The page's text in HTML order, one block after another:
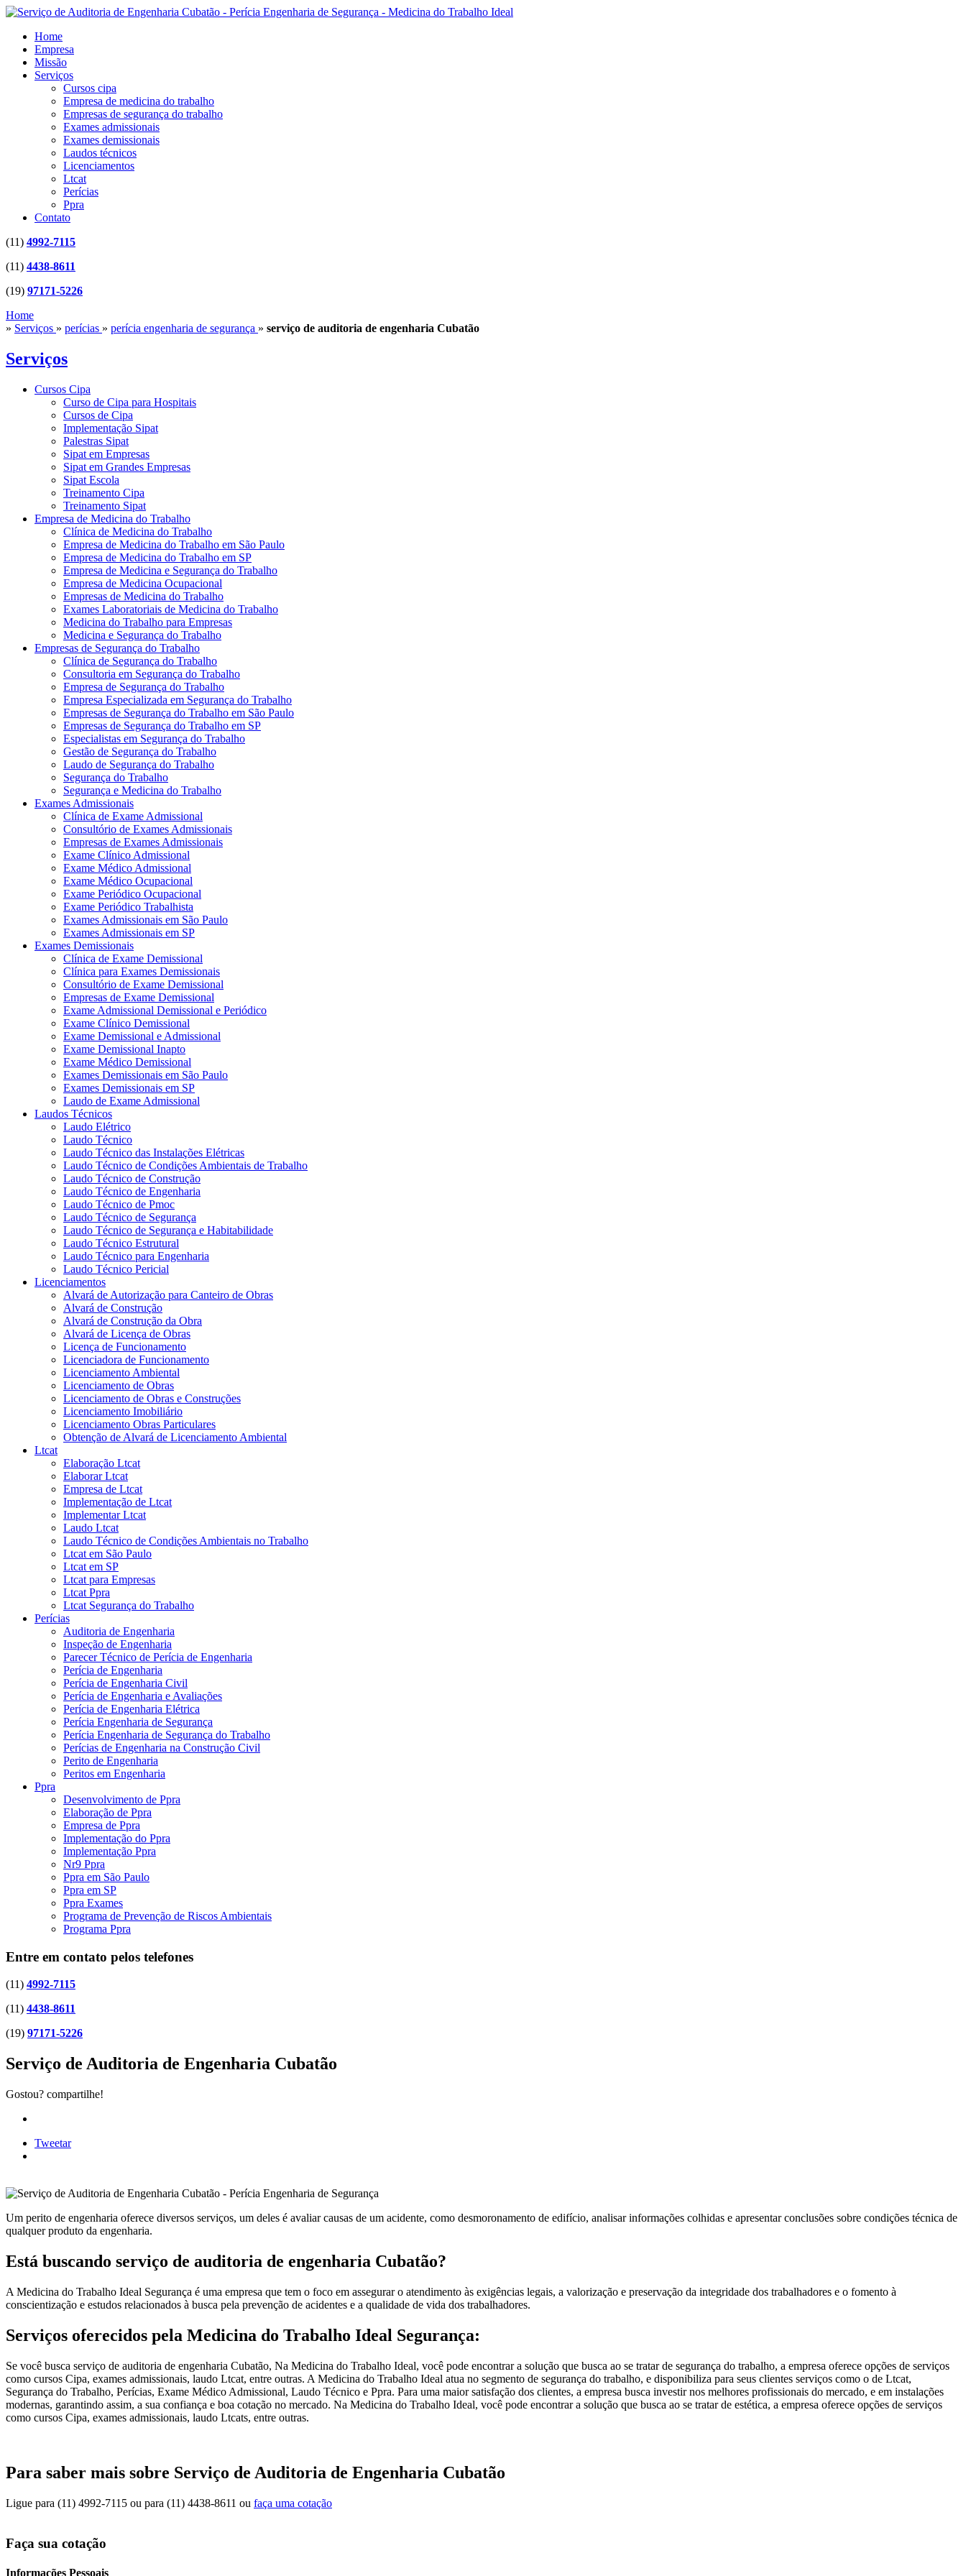
Home
Empresa
Missão
Serviços
Cursos cipa
Empresa de medicina do trabalho
Empresas de segurança do trabalho
Exames admissionais
Exames demissionais
Laudos técnicos
Licenciamentos
Ltcat
Perícias
Ppra
Contato
(11) 4992-7115
(11) 4438-8611
(19) 97171-5226
Home
» Serviços » perícias » perícia engenharia de segurança » serviço de auditoria de engenharia Cubatão
Serviços
Cursos Cipa
Curso de Cipa para Hospitais
Cursos de Cipa
Implementação Sipat
Palestras Sipat
Sipat em Empresas
Sipat em Grandes Empresas
Sipat Escola
Treinamento Cipa
Treinamento Sipat
Empresa de Medicina do Trabalho
Clínica de Medicina do Trabalho
Empresa de Medicina do Trabalho em São Paulo
Empresa de Medicina do Trabalho em SP
Empresa de Medicina e Segurança do Trabalho
Empresa de Medicina Ocupacional
Empresas de Medicina do Trabalho
Exames Laboratoriais de Medicina do Trabalho
Medicina do Trabalho para Empresas
Medicina e Segurança do Trabalho
Empresas de Segurança do Trabalho
Clínica de Segurança do Trabalho
Consultoria em Segurança do Trabalho
Empresa de Segurança do Trabalho
Empresa Especializada em Segurança do Trabalho
Empresas de Segurança do Trabalho em São Paulo
Empresas de Segurança do Trabalho em SP
Especialistas em Segurança do Trabalho
Gestão de Segurança do Trabalho
Laudo de Segurança do Trabalho
Segurança do Trabalho
Segurança e Medicina do Trabalho
Exames Admissionais
Clínica de Exame Admissional
Consultório de Exames Admissionais
Empresas de Exames Admissionais
Exame Clínico Admissional
Exame Médico Admissional
Exame Médico Ocupacional
Exame Periódico Ocupacional
Exame Periódico Trabalhista
Exames Admissionais em São Paulo
Exames Admissionais em SP
Exames Demissionais
Clínica de Exame Demissional
Clínica para Exames Demissionais
Consultório de Exame Demissional
Empresas de Exame Demissional
Exame Admissional Demissional e Periódico
Exame Clínico Demissional
Exame Demissional e Admissional
Exame Demissional Inapto
Exame Médico Demissional
Exames Demissionais em São Paulo
Exames Demissionais em SP
Laudo de Exame Admissional
Laudos Técnicos
Laudo Elétrico
Laudo Técnico
Laudo Técnico das Instalações Elétricas
Laudo Técnico de Condições Ambientais de Trabalho
Laudo Técnico de Construção
Laudo Técnico de Engenharia
Laudo Técnico de Pmoc
Laudo Técnico de Segurança
Laudo Técnico de Segurança e Habitabilidade
Laudo Técnico Estrutural
Laudo Técnico para Engenharia
Laudo Técnico Pericial
Licenciamentos
Alvará de Autorização para Canteiro de Obras
Alvará de Construção
Alvará de Construção da Obra
Alvará de Licença de Obras
Licença de Funcionamento
Licenciadora de Funcionamento
Licenciamento Ambiental
Licenciamento de Obras
Licenciamento de Obras e Construções
Licenciamento Imobiliário
Licenciamento Obras Particulares
Obtenção de Alvará de Licenciamento Ambiental
Ltcat
Elaboração Ltcat
Elaborar Ltcat
Empresa de Ltcat
Implementação de Ltcat
Implementar Ltcat
Laudo Ltcat
Laudo Técnico de Condições Ambientais no Trabalho
Ltcat em São Paulo
Ltcat em SP
Ltcat para Empresas
Ltcat Ppra
Ltcat Segurança do Trabalho
Perícias
Auditoria de Engenharia
Inspeção de Engenharia
Parecer Técnico de Perícia de Engenharia
Perícia de Engenharia
Perícia de Engenharia Civil
Perícia de Engenharia e Avaliações
Perícia de Engenharia Elétrica
Perícia Engenharia de Segurança
Perícia Engenharia de Segurança do Trabalho
Perícias de Engenharia na Construção Civil
Perito de Engenharia
Peritos em Engenharia
Ppra
Desenvolvimento de Ppra
Elaboração de Ppra
Empresa de Ppra
Implementação do Ppra
Implementação Ppra
Nr9 Ppra
Ppra em São Paulo
Ppra em SP
Ppra Exames
Programa de Prevenção de Riscos Ambientais
Programa Ppra
Entre em contato pelos telefones
(11) 4992-7115
(11) 4438-8611
(19) 97171-5226
Serviço de Auditoria de Engenharia Cubatão
Gostou? compartilhe!
Tweetar
Um perito de engenharia oferece diversos serviços, um deles é avaliar causas de um acidente, como desmoronamento de edifício, analisar informações colhidas e apresentar conclusões sobre condições técnica de
qualquer produto da engenharia.
Está buscando serviço de auditoria de engenharia Cubatão?
A Medicina do Trabalho Ideal Segurança é uma empresa que tem o foco em assegurar o atendimento às exigências legais, a valorização e preservação da integridade dos trabalhadores e o fomento à
conscientização e estudos relacionados à busca pela prevenção de acidentes e a qualidade de vida dos trabalhadores.
Serviços oferecidos pela Medicina do Trabalho Ideal Segurança:
Se você busca serviço de auditoria de engenharia Cubatão, Na Medicina do Trabalho Ideal, você pode encontrar a solução que busca ao se tratar de segurança do trabalho, a empresa oferece opções de serviços
como cursos Cipa, exames admissionais, laudo Ltcat, entre outras. A Medicina do Trabalho Ideal atua no segmento de segurança do trabalho, e disponibiliza para seus clientes serviços como o de Ltcat,
Segurança do Trabalho, Perícias, Exame Médico Admissional, Laudo Técnico e Ppra. Para uma maior satisfação dos clientes, a empresa busca investir nos melhores profissionais do mercado, e em instalações
modernas, garantindo assim, a sua confiança e boa cotação no mercado. Na Medicina do Trabalho Ideal, você pode encontrar a solução que busca ao se tratar de estética, a empresa oferece opções de serviços
como cursos Cipa, exames admissionais, laudo Ltcats, entre outras.
Para saber mais sobre Serviço de Auditoria de Engenharia Cubatão
Ligue para (11) 4992-7115 ou para (11) 4438-8611 ou faça uma cotação
Faça sua cotação
Informações Pessoais